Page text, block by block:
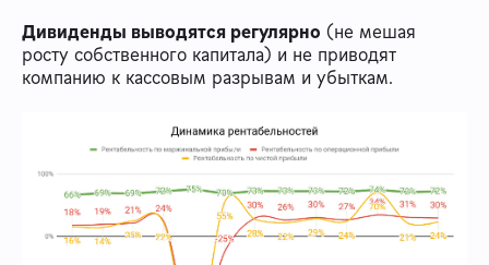
Дивиденды выводятся регулярно (не мешая
росту собственного капитала) и не приводят
компанию к кассовым разрывам и убыткам.